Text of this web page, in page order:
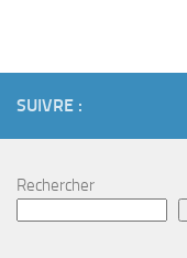
SUIVRE :
Rechercher